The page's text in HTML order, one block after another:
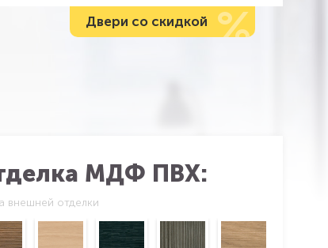
Двери со скидкой %
МДФ ПВХ:
внешней отделки